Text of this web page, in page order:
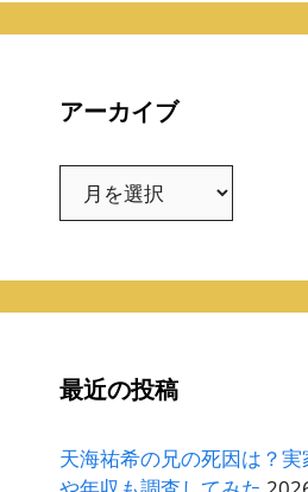
アーカイブ
最近の投稿
天海祐希の兄の死因は？